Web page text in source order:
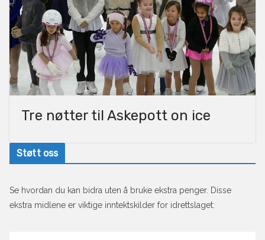
Tre nøtter til Askepott on ice
Støtt oss
Se hvordan du kan bidra uten å bruke ekstra penger. Disse
ekstra midlene er viktige inntektskilder for idrettslaget: